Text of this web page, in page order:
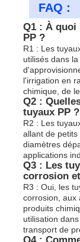
FAQ :
Q1 : À quoi
PP ?
R1 : Les
utilisés dans
l'irrigation en
chimique, de
Q2 :
tuyaux PP ?
R2 : Les
allant de
diamètres
applications
Q3 : Les
corrosion
R3 : Oui, les
corrosion, aux
produits
utilisation
transport de
Q4 :